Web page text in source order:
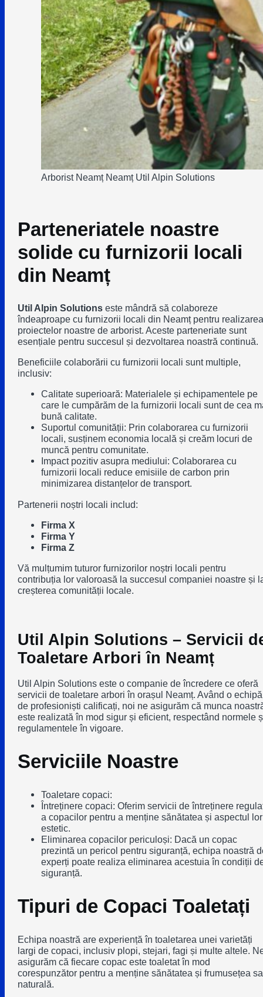
Arborist Neamț Neamț Util Alpin Solutions
Parteneriatele noastre
solide cu furnizorii locali
din Neamț
Util Alpin Solutionseste mândră să colaboreze
îndeaproape cu furnizorii locali din Neamț pentru realizarea
proiectelor noastre de arborist. Aceste parteneriate sunt
esențiale pentru succesul și dezvoltarea noastră continuă.
Beneficiile colaborării cu furnizorii locali sunt multiple,
inclusiv:
Calitate superioară: Materialele și echipamentele pe
care le cumpărăm de la furnizorii locali sunt de cea
bună calitate.
Suportul comunității: Prin colaborarea cu furnizorii
locali, susținem economia locală și creăm locuri de
muncă pentru comunitate.
Impact pozitiv asupra mediului: Colaborarea cu
furnizorii locali reduce emisiile de carbon prin
minimizarea distanțelor de transport.
Partenerii noștri locali includ:
Firma X
Firma Y
Firma Z
Vă mulțumim tuturor furnizorilor noștri locali pentru
contribuția lor valoroasă la succesul companiei noastre și
creșterea comunității locale.
Util Alpin Solutions – Servicii
Toaletare Arbori în Neamț
Util Alpin Solutions este o companie de încredere ce oferă
servicii de toaletare arbori în orașul Neamț. Având o echipă
de profesioniști calificați, noi ne asigurăm că munca
este realizată în mod sigur și eficient, respectând normele
regulamentele în vigoare.
Serviciile Noastre
Toaletare copaci:
Întreținere copaci: Oferim servicii de întreținere
a copacilor pentru a menține sănătatea și aspectul lor
estetic.
Eliminarea copacilor periculoși: Dacă un copac
prezintă un pericol pentru siguranță, echipa noastră
experți poate realiza eliminarea acestuia în condiții
siguranță.
Tipuri de Copaci Toaletați
Echipa noastră are experiență în toaletarea unei varietăți
largi de copaci, inclusiv plopi, stejari, fagi și multe altele.
asigurăm că fiecare copac este toaletat în mod
corespunzător pentru a menține sănătatea și frumusețea sa
naturală.